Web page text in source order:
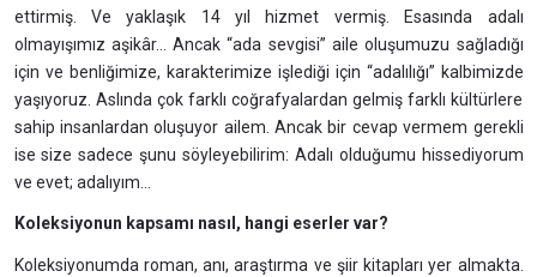
ettirmiş. Ve yaklaşık 14 yıl hizmet vermiş. Esasında adalı
olmayışımız aşikâr... Ancak “ada sevgisi” aile oluşumuzu sağladığı
için ve benliğimize, karakterimize işlediği için “adalılığı” kalbimizde
yaşıyoruz. Aslında çok farklı coğrafyalardan gelmiş farklı kültürlere
sahip insanlardan oluşuyor ailem. Ancak bir cevap vermem gerekli
ise size sadece şunu söyleyebilirim: Adalı olduğumu hissediyorum
ve evet; adalıyım...
Koleksiyonun kapsamı nasıl, hangi eserler var?
Koleksiyonumda roman, anı, araştırma ve şiir kitapları yer almakta.